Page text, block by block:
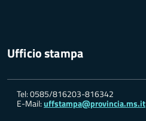
Ufficio stampa
Tel: 0585/816203-816342
E-Mail:uffstampa@provincia.ms.it